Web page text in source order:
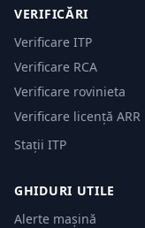
VERIFICĂRI
Verificare ITP
Verificare RCA
Verificare rovinieta
Verificare licență ARR
Stații ITP
GHIDURI UTILE
Alerte mașină